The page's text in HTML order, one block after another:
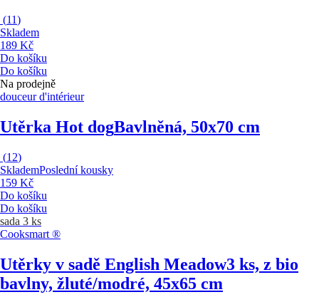
(11)
Skladem
189 Kč
Do košíku
Do košíku
Na prodejně
douceur d'intérieur
Utěrka Hot dogBavlněná, 50x70 cm
(12)
SklademPoslední kousky
159 Kč
Do košíku
Do košíku
sada 3 ks
Cooksmart ®
Utěrky v sadě English Meadow3 ks, z bio
bavlny, žluté/modré, 45x65 cm